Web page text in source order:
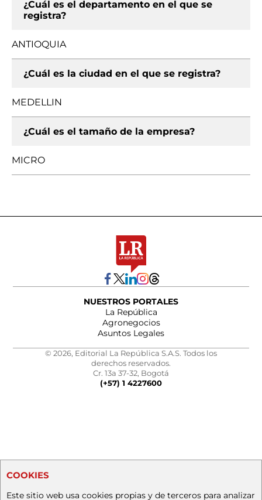
¿Cuál es el departamento en el que se
registra?
ANTIOQUIA
¿Cuál es la ciudad en el que se registra?
MEDELLIN
¿Cuál es el tamaño de la empresa?
MICRO
NUESTROS PORTALES
La República
Agronegocios
Asuntos Legales
© 2026, Editorial La República S.A.S. Todos los
derechos reservados.
Cr. 13a 37-32, Bogotá
(+57) 1 4227600
COOKIES
Este sitio web usa cookies propias y de terceros para analizar